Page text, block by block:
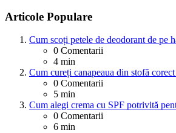
Articole Populare
Cum scoți petele de deodorant de pe
0 Comentarii
4 min
Cum cureți canapeaua din stofă corect
0 Comentarii
5 min
Cum alegi crema cu SPF potrivită
0 Comentarii
6 min